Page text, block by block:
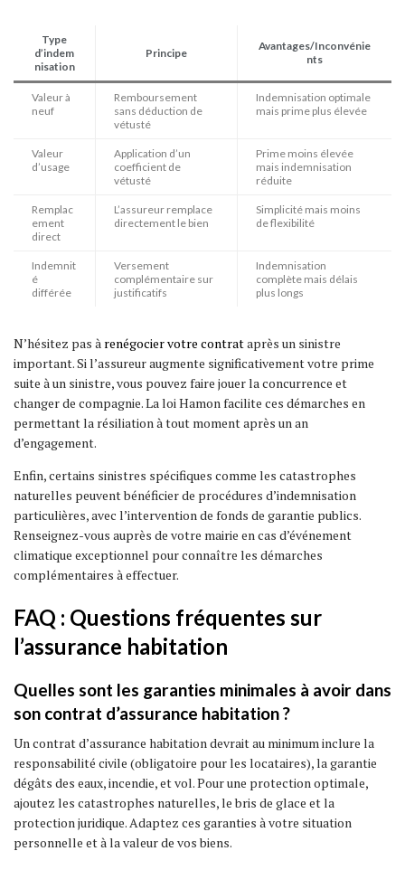
Type
d’indem
nisation
Principe
Avantages/Inconvénie
nts
Valeur à
neuf
Remboursement
sans déduction de
vétusté
Indemnisation optimale
mais prime plus élevée
Valeur
d’usage
Application d’un
coefficient de
vétusté
Prime moins élevée
mais indemnisation
réduite
Remplac
ement
direct
L’assureur remplace
directement le bien
Simplicité mais moins
de flexibilité
Indemnit
é
différée
Versement
complémentaire sur
justificatifs
Indemnisation
complète mais délais
plus longs
N’hésitez pas à renégocier votre contrataprès un sinistre
important. Si l’assureur augmente significativement votre prime
suite à un sinistre, vous pouvez faire jouer la concurrence et
changer de compagnie. La loi Hamon facilite ces démarches en
permettant la résiliation à tout moment après un an
d’engagement.
Enfin, certains sinistres spécifiques comme les catastrophes
naturelles peuvent bénéficier de procédures d’indemnisation
particulières, avec l’intervention de fonds de garantie publics.
Renseignez-vous auprès de votre mairie en cas d’événement
climatique exceptionnel pour connaître les démarches
complémentaires à effectuer.
FAQ : Questions fréquentes sur
l’assurance habitation
Quelles sont les garanties minimales à avoir dans
son contrat d’assurance habitation ?
Un contrat d’assurance habitation devrait au minimum inclure la
responsabilité civile (obligatoire pour les locataires), la garantie
dégâts des eaux, incendie, et vol. Pour une protection optimale,
ajoutez les catastrophes naturelles, le bris de glace et la
protection juridique. Adaptez ces garanties à votre situation
personnelle et à la valeur de vos biens.